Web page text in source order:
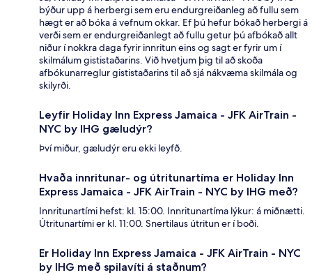
býður upp á herbergi sem eru endurgreiðanleg að fullu sem
hægt er að bóka á vefnum okkar. Ef þú hefur bókað herbergi á
verði sem er endurgreiðanlegt að fullu getur þú afbókað allt
niður í nokkra daga fyrir innritun eins og sagt er fyrir um í
skilmálum gististaðarins. Við hvetjum þig til að skoða
afbókunarreglur gististaðarins til að sjá nákvæma skilmála og
skilyrði.
Leyfir Holiday Inn Express Jamaica - JFK AirTrain -
NYC by IHG gæludýr?
Því miður, gæludýr eru ekki leyfð.
Hvaða innritunar- og útritunartíma er Holiday Inn
Express Jamaica - JFK AirTrain - NYC by IHG með?
Innritunartími hefst: kl. 15:00. Innritunartíma lýkur: á miðnætti.
Útritunartími er kl. 11:00. Snertilaus útritun er í boði.
Er Holiday Inn Express Jamaica - JFK AirTrain - NYC
by IHG með spilavíti á staðnum?